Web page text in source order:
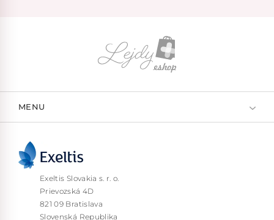
MENU
Exeltis Slovakia s. r. o.
Prievozská 4D
821 09 Bratislava
Slovenská Republika